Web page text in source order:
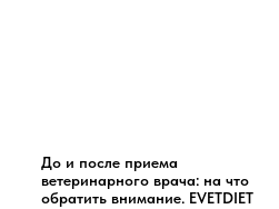
До и после приема
ветеринарного врача: на что
обратить внимание. EVETDIET